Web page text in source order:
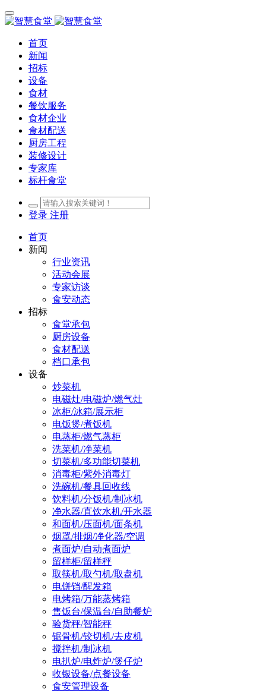
首页
新闻
招标
设备
食材
餐饮服务
食材企业
食材配送
厨房工程
装修设计
专家库
标杆食堂
登录 注册
首页
新闻
行业资讯
活动会展
专家访谈
食安动态
招标
食堂承包
厨房设备
食材配送
档口承包
设备
炒菜机
电磁灶/电磁炉/燃气灶
冰柜/冰箱/展示柜
电饭煲/煮饭机
电蒸柜/燃气蒸柜
洗菜机/净菜机
切菜机/多功能切菜机
消毒柜/紫外消毒灯
洗碗机/餐具回收线
饮料机/分饭机/制冰机
净水器/直饮水机/开水器
和面机/压面机/面条机
烟罩/排烟/净化器/空调
煮面炉/自动煮面炉
留样柜/留样秤
取筷机/取勺机/取盘机
电饼铛/醒发箱
电烤箱/万能蒸烤箱
售饭台/保温台/自助餐炉
验货秤/智能秤
锯骨机/铰切机/去皮机
搅拌机/制冰机
电扒炉/电炸炉/煲仔炉
收银设备/点餐设备
食安管理设备